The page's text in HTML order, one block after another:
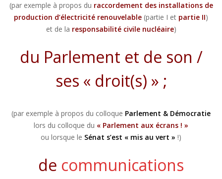
(par exemple à propos du raccordement des installations de
production d’électricité renouvelable (partie I et partie II)
et de la responsabilité civile nucléaire)
du Parlement et de son /
ses « droit(s) » ;
(par exemple à propos du colloque Parlement & Démocratie
lors du colloque du « Parlement aux écrans ! »
ou lorsque le Sénat s’est « mis au vert » !)
de communications